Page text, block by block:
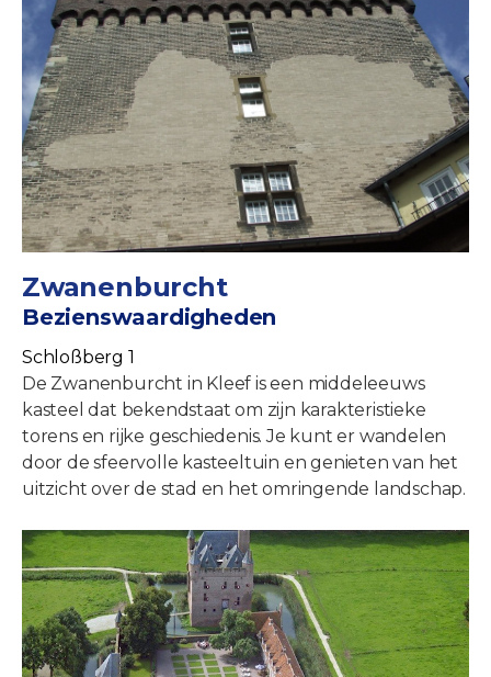
Zwanenburcht
Bezienswaardigheden
Schloßberg 1
De Zwanenburcht in Kleef is een middeleeuws
kasteel dat bekendstaat om zijn karakteristieke
torens en rijke geschiedenis. Je kunt er wandelen
door de sfeervolle kasteeltuin en genieten van het
uitzicht over de stad en het omringende landschap.